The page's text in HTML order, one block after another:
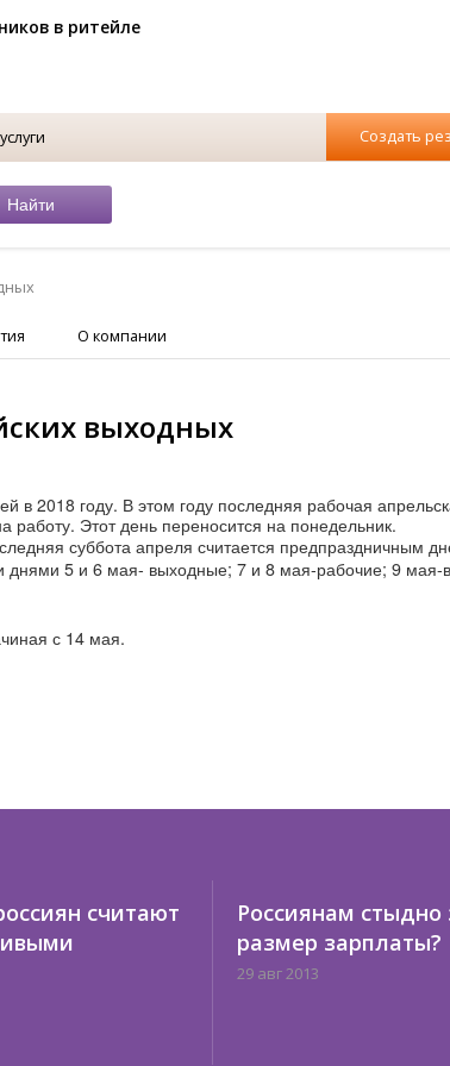
в ритейле
Создать
О компании
выходных
в 2018 году. В этом году последняя рабочая
работу. Этот день переносится на понедельник.
суббота апреля считается предпраздничным
5 и 6 мая- выходные; 7 и 8 мая-рабочие; 9 мая-
с 14 мая.
считают
Россиянам стыдно
размер зарплаты?
29 авг 2013